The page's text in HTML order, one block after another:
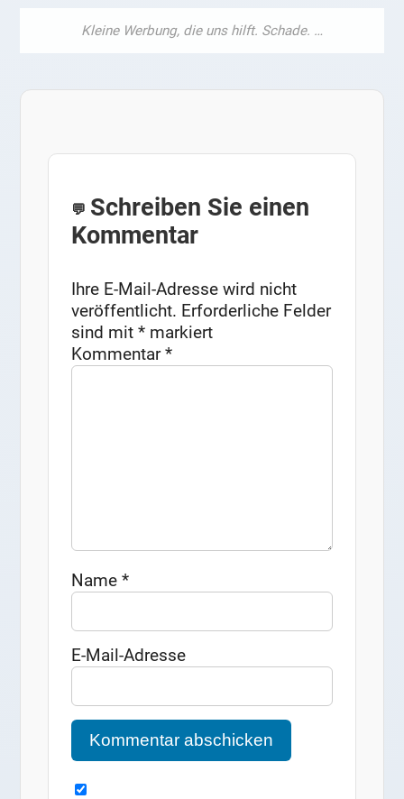
Schreiben Sie einen
Kommentar
Ihre E-Mail-Adresse wird nicht
veröffentlicht. Erforderliche Felder
sind mit* markiert
Kommentar*
Name*
E-Mail-Adresse